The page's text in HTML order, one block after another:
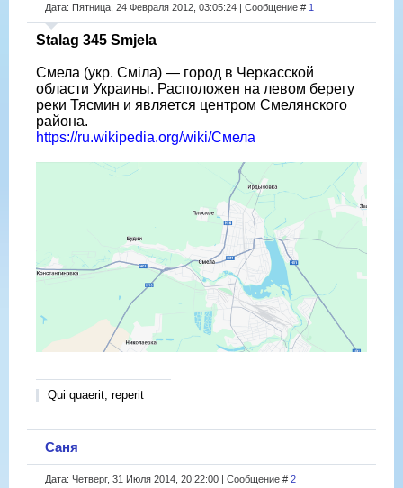
Дата: Пятница, 24 Февраля 2012, 03:05:24 | Сообщение # 1
Stalag 345 Smjela
Смела (укр. Сміла) — город в Черкасской
области Украины. Расположен на левом берегу
реки Тясмин и является центром Смелянского
района.
https://ru.wikipedia.org/wiki/Смела
Qui quaerit, reperit
Саня
Дата: Четверг, 31 Июля 2014, 20:22:00 | Сообщение # 2